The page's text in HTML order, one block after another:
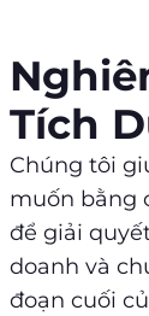
Tích
Chúng tôi
muốn bằng
để giải
doanh và
đoạn cuối